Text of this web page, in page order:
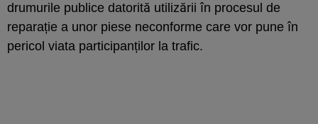
drumurile publice datorită utilizării în procesul de
reparație a unor piese neconforme care vor pune în
pericol viata participanților la trafic.